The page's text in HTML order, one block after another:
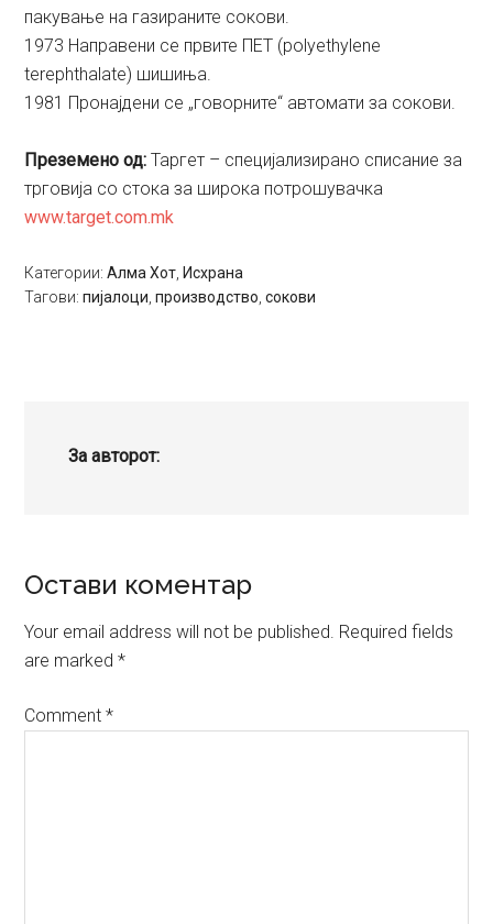
пакување на газираните сокови.
1973 Направени се првите ПЕТ (polyethylene
terephthalate) шишиња.
1981 Пронајдени се „говорните“ автомати за сокови.
Преземено од: Таргет – специјализирано списание за
трговија со стока за широка потрошувачка
www.target.com.mk
Категории:Алма Хот Исхрана
Тагови:пијалоци ,производство ,сокови
За авторот:
Reader
Interactions
Остави коментар
Your email address will not be published. Required fields
are marked*
Comment*